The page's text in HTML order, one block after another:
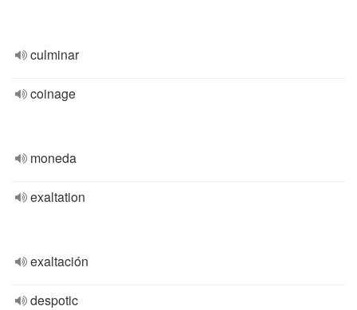
culminar
coinage
moneda
exaltation
exaltación
despotic